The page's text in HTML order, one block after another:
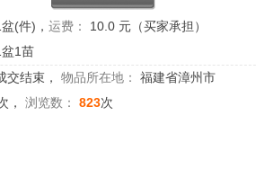
盆(件) ， 运费：
10.0 元（买家承担）
盆1苗
交结束 ， 物品所在地：
福建省漳州市
， 浏览数： 823次